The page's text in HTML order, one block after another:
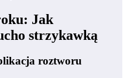
Jak
strzykawką
roztworu